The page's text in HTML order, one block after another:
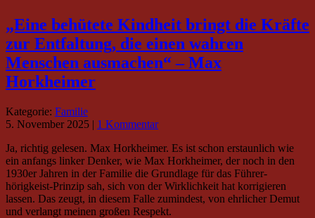
„Eine behütete Kindheit bringt die Kräfte
zur Entfaltung, die einen wahren
Menschen ausmachen“ – Max
Horkheimer
Kategorie: Familie
5. November 2025 | 1 Kommentar
Ja, richtig gelesen. Max Horkheimer. Es ist schon erstaunlich wie
ein anfangs linker Denker, wie Max Horkheimer, der noch in den
1930er Jahren in der Familie die Grundlage für das Führer-
hörigkeist-Prinzip sah, sich von der Wirklichkeit hat korrigieren
lassen. Das zeugt, in diesem Falle zumindest, von ehrlicher Demut
und verlangt meinen großen Respekt.